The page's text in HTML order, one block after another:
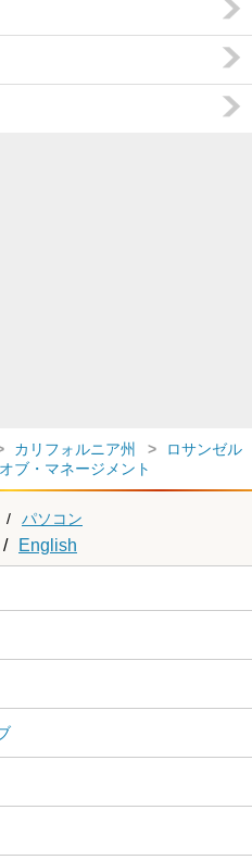
カリフォルニア州
ロサンゼル
ブ・マネージメント
/ パソコン
/ English